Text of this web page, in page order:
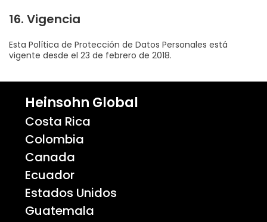
16. Vigencia
Esta Política de Protección de Datos Personales está
vigente desde el 23 de febrero de 2018.
Heinsohn Global
Costa Rica
Colombia
Canada
Ecuador
Estados Unidos
Guatemala